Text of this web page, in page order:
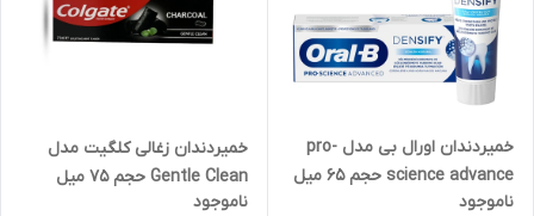
خمیردندان اورال بی مدل pro-
science advance حجم 65 میل
ناموجود
خمیردندان زغالی کلگیت مدل
Gentle Clean حجم 75 میل
ناموجود